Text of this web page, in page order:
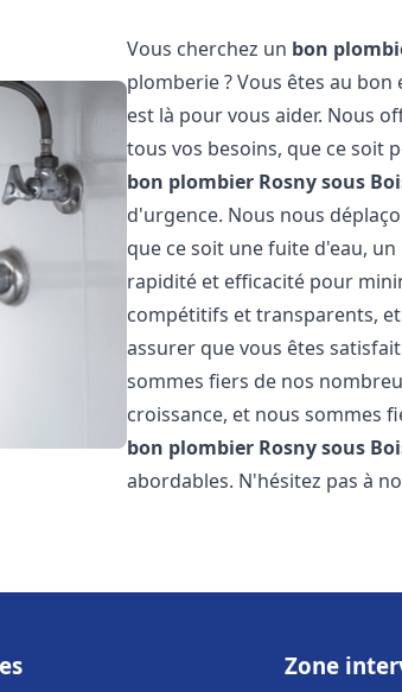
Vous cherchez un bon
plomberie ? Vous êtes au
est là pour vous aider. Nous
tous vos besoins, que ce soit
bon plombier Rosny sous
d'urgence. Nous nous
que ce soit une fuite d'eau,
rapidité et efficacité pour
compétitifs et transparents,
assurer que vous êtes
sommes fiers de nos
croissance, et nous sommes
bon plombier Rosny sous
abordables. N'hésitez pas à
Zone